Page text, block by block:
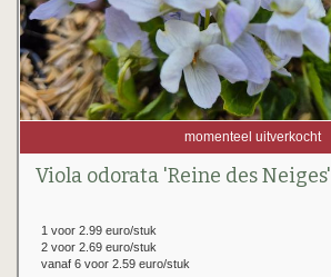
momenteel uitverkocht
Viola odorata 'Reine des Neiges'
1 voor 2.99 euro/stuk
2 voor 2.69 euro/stuk
vanaf 6 voor 2.59 euro/stuk